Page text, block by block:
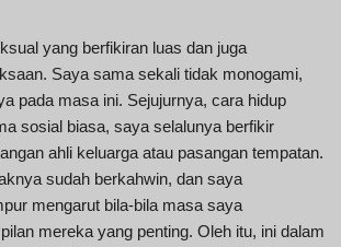
yang berfikiran luas dan juga
Saya sama sekali tidak monogami,
pada masa ini. Sejujurnya, cara hidup
sosial biasa, saya selalunya berfikir
ahli keluarga atau pasangan tempatan.
sudah berkahwin, dan saya
mengarut bila-bila masa saya
mereka yang penting. Oleh itu, ini dalam